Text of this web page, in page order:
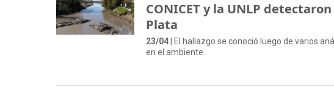
CONICET y la UNLP
Plata
23/04 | El hallazgo se conoció luego de varios
en el ambiente.